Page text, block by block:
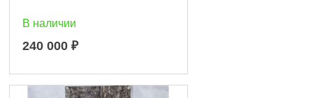
В наличии
240 000 ₽